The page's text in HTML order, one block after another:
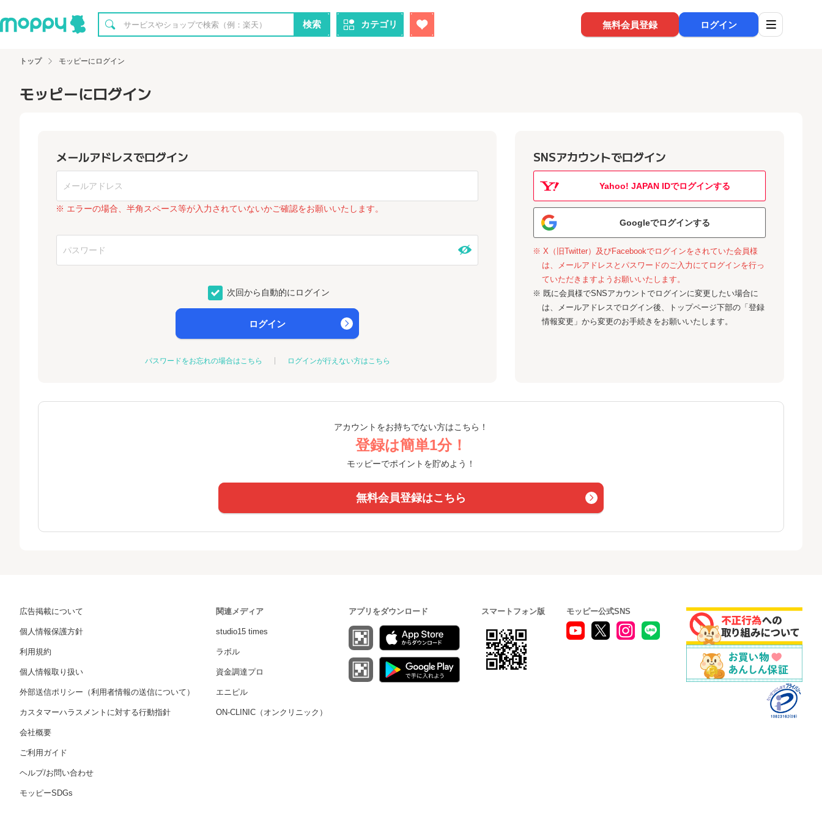
検索 カテゴリ 無料会員登録 ログイン
トップ モッピーにログイン
モッピーにログイン
メールアドレスでログイン
※ エラーの場合、半角スペース等が入力されていないかご確認をお願いいたします。
次回から自動的にログイン
ログイン
パスワードをお忘れの場合はこちら ログインが行えない方はこちら
SNSアカウントでログイン
Yahoo! JAPAN IDでログインする
Googleでログインする
※ X（旧Twitter）及びFacebookでログインをされていた会員様
は、メールアドレスとパスワードのご入力にてログインを行っ
ていただきますようお願いいたします。
※ 既に会員様でSNSアカウントでログインに変更したい場合に
は、メールアドレスでログイン後、トップページ下部の「登録
情報変更」から変更のお手続きをお願いいたします。
アカウントをお持ちでない方はこちら！
登録は簡単1分！
モッピーでポイントを貯めよう！
無料会員登録はこちら
広告掲載について
個人情報保護方針
利用規約
個人情報取り扱い
外部送信ポリシー（利用者情報の送信について）
カスタマーハラスメントに対する行動指針
会社概要
ご利用ガイド
ヘルプ/お問い合わせ
モッピーSDGs
関連メディア
studio15 times
ラボル
資金調達プロ
エニピル
ON-CLINIC（オンクリニック）
アプリをダウンロード スマートフォン版 モッピー公式SNS